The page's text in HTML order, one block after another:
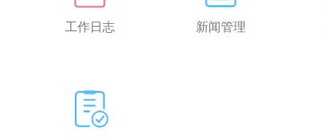
工作日志 新闻管理